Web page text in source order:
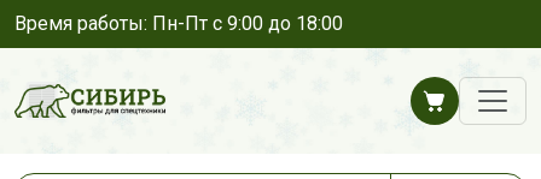
Время работы: Пн-Пт с 9:00 до 18:00